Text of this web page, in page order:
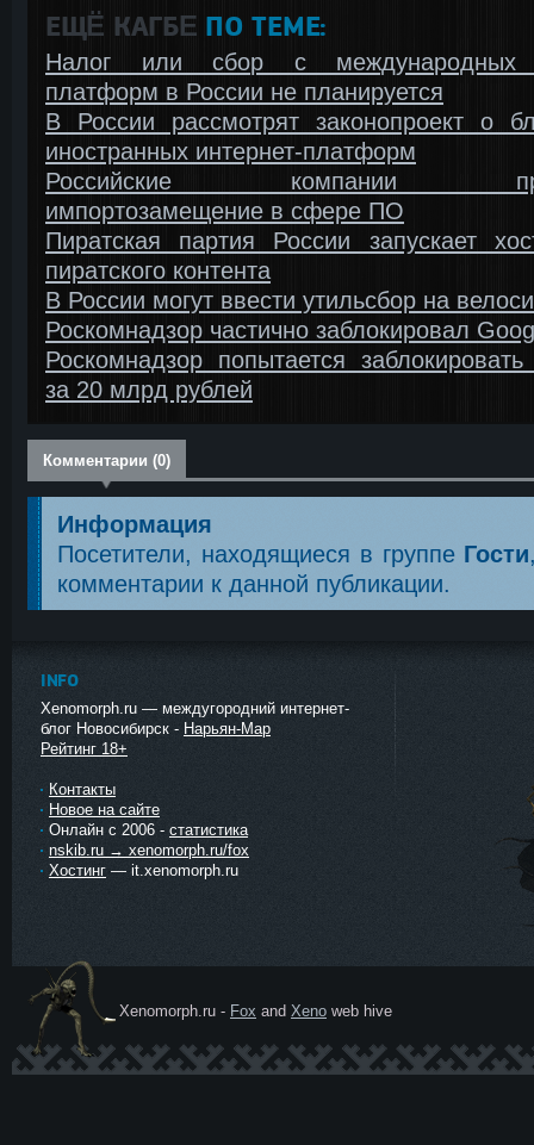
ЕЩЁ КАГБΕ ПО ТЕМЕ:
Налог или сбор с международных
платформ в России не планируется
В России рассмотрят законопроект о
иностранных интернет-платформ
Российские компании
импортозамещение в сфере ПО
Пиратская партия России запускает
пиратского контента
В России могут ввести утильсбор на
Роскомнадзор частично заблокировал
Роскомнадзор попытается
за 20 млрд рублей
Комментарии (0)
Информация
Посетители, находящиеся в группе Гости
комментарии к данной публикации.
INFO
Xenomorph.ru — междугородний интернет-
блог Новосибирск - Нарьян-Мар
Рейтинг 18+
Контакты
Новое на сайте
Онлайн с 2006 - статистика
nskib.ru → xenomorph.ru/fox
Хостинг — it.xenomorph.ru
Ксеномо
Xenomorph.ru - Fox and Xeno web hive